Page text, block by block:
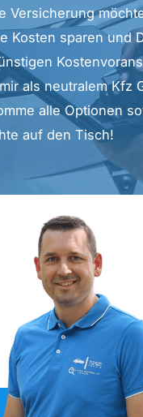
Versicherung
Kosten sparen und
als neutralem Kfz
alle Optionen
auf den Tisch!